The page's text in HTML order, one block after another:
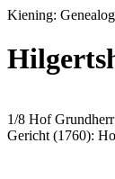
Kiening:
1/8 Hof
Gericht (1760):